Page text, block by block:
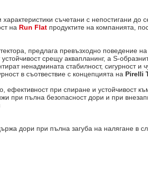
съчетани с непостигани до
на Run Flat продуктите на компанията,
предлага превъзхoдно поведение на
срещу аквапланинг, а S-
ненадмината стабилност, сигурност и
в съотвествие с концепцията на Pirelli
ефективност при спиране и устойчивост
при пълна безопасност дори и при
дори при пълна загуба на налягане в